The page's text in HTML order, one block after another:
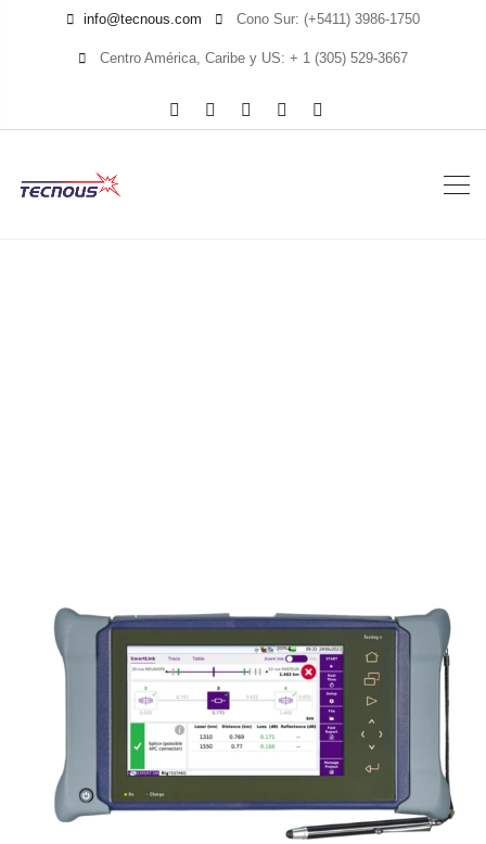
info@tecnous.com Cono Sur: (+5411) 3986-1750
Centro América, Caribe y US: + 1 (305) 529-3667